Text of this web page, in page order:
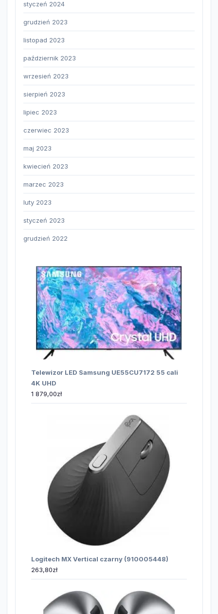
styczeń 2024
grudzień 2023
listopad 2023
październik 2023
wrzesień 2023
sierpień 2023
lipiec 2023
czerwiec 2023
maj 2023
kwiecień 2023
marzec 2023
luty 2023
styczeń 2023
grudzień 2022
Telewizor LED Samsung UE55CU7172 55 cali
4K UHD
1 879,00zł
Logitech MX Vertical czarny (910005448)
263,80zł